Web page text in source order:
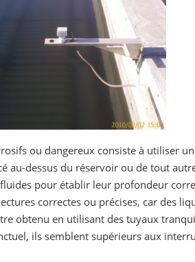
ou dangereux consiste à utiliser un
au-dessus du réservoir ou de tout
pour établir leur profondeur
correctes ou précises, car des
obtenu en utilisant des tuyaux
ils semblent supérieurs aux